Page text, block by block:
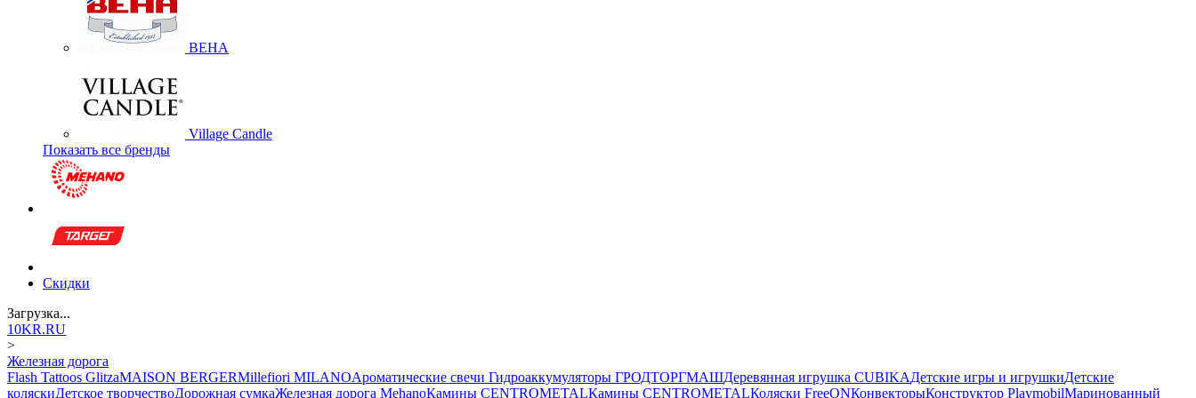
BEHA
Village Candle
Показать все бренды
Скидки
Загрузка...
10KR.RU
>
Железная дорога
Flash Tattoos GlitzaMAISON BERGERMillefiori MILANOАроматические свечи Гидроаккумуляторы ГРОДТОРГМАШДеревянная игрушка CUBIKAДетские игры и игрушкиДетские
коляскиДетское творчествоДорожная сумкаЖелезная дорога MehanoКамины CENTROMETALКамины CENTROMETALКоляски FreeONКонвекторыКонструктор PlaymobilМаринованный